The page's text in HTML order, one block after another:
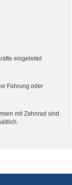
eingeleitet
Führung oder
mit Zahnrad sind